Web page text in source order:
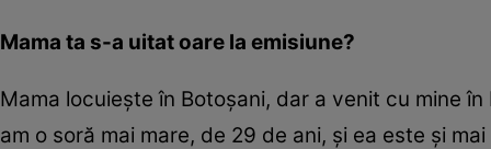
Mama ta s-a uitat oare la emisiune?
Mama locuieşte în Botoşani, dar a venit cu mine
am o soră mai mare, de 29 de ani, şi ea este şi